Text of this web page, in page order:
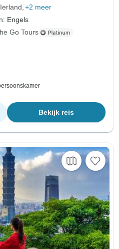
+2 meer
Engels
Go Tours
Bekijk reis